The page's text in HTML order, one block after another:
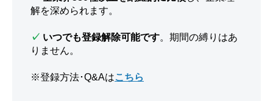
解を深められます。
✓ いつでも登録解除可能です。期間の縛りはあ
りません。
※登録方法･Q&Aはこちら